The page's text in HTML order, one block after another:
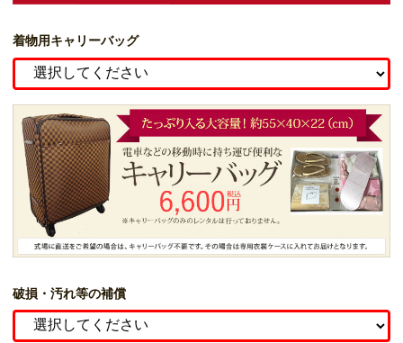
着物用キャリーバッグ
破損・汚れ等の補償